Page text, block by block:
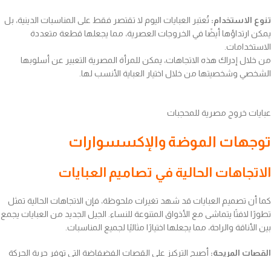
تنوع الاستخدام: تُعتبر العبايات اليوم لا تقتصر فقط على المناسبات الدينية، بل
يمكن ارتداؤها أيضًا في الخروجات العصرية، مما يجعلها قطعة متعددة
الاستخدامات.
من خلال إدراك هذه الاتجاهات، يمكن للمرأة المصرية التعبير عن أسلوبها
الشخصي وشخصيتها من خلال اختيار العباية الأنسب لها.
عبايات خروج مصرية للمحجبات
توجهات الموضة والإكسسوارات
الاتجاهات الحالية في تصاميم العبايات
كما أن تصميم العبايات قد شهد تغيرات ملحوظة، فإن الاتجاهات الحالية تمثل
تطورًا لافتًا يتماشى مع الأذواق المتنوعة للنساء. الجيل الجديد من العبايات يجمع
بين الأناقة والراحة، مما يجعلها اختيارًا مثاليًا لجميع المناسبات.
القصات المريحة: أصبح التركيز على القصات الفضفاضة التي توفر حرية الحركة